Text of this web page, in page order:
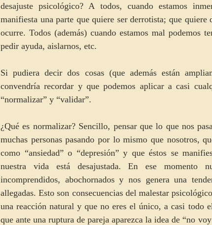
desajuste psicológico? A todos, cuando estamos
manifiesta una parte que quiere ser derrotista; que
ocurre. Todos (además) cuando estamos mal podemos
pedir ayuda, aislarnos, etc.
Si pudiera decir dos cosas (que además están
convendría recordar y que podemos aplicar a casi
“normalizar” y “validar”.
¿Qué es normalizar? Sencillo, pensar que lo que nos
muchas personas pasando por lo mismo que nosotros,
como “ansiedad” o “depresión” y que éstos se
nuestra vida está desajustada. En ese momento
incomprendidos, abochornados y nos genera una
allegadas. Esto son consecuencias del malestar
una reacción natural y que no eres el único, a casi todo
que ante una ruptura de pareja aparezca la idea de “no